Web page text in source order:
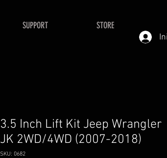
SUPPORT STORE
3.5 Inch Lift Kit Jeep Wrangler
JK 2WD/4WD (2007-2018)
SKU: 0682